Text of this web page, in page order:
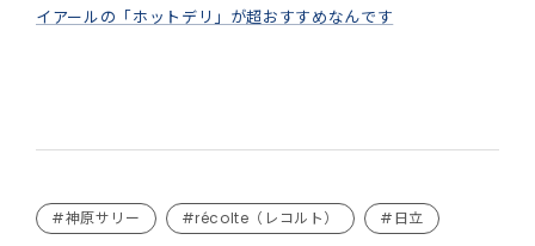
イアールの「ホットデリ」が超おすすめなんです
#神原サリー #récolte（レコルト） #日立